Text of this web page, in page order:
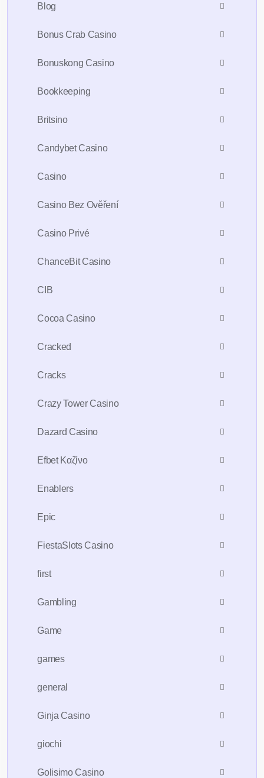
Blog
Bonus Crab Casino
Bonuskong Casino
Bookkeeping
Britsino
Candybet Casino
Casino
Casino Bez Ověření
Casino Privé
ChanceBit Casino
CIB
Cocoa Casino
Cracked
Cracks
Crazy Tower Сasino
Dazard Casino
Efbet Καζίνο
Enablers
Epic
FiestaSlots Casino
first
Gambling
Game
games
general
Ginja Casino
giochi
Golisimo Casino